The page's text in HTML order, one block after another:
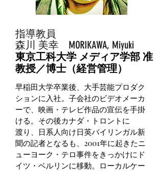
指導教員
森川 美幸 MORIKAWA, Miyuki
東京工科大学 メディア学部 准
教授／博士（経営管理）
早稲田大学卒業後、大手芸能プロダク
ションに入社。子会社のビデオメーカ
ーで、映画・テレビ作品の宣伝を手掛
ける。その後カナダ・トロントに
渡り、日系人向け日英バイリンガル新
聞の記者となるも、2001年に起きたニ
ューヨーク・テロ事件をきっかけにド
イツ・ベルリンに移動。ローカルケー